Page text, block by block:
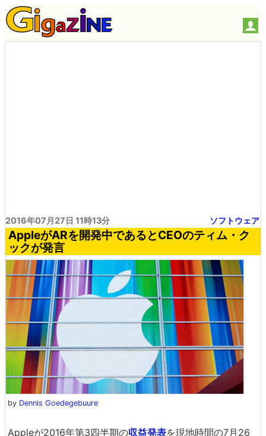
2016年07月27日 11時13分 ソフトウェア
AppleがARを開発中であるとCEOのティム・ク
ックが発言
by Dennis Goedegebuure
Appleが2016年第3四半期の収益発表を現地時間の7月26